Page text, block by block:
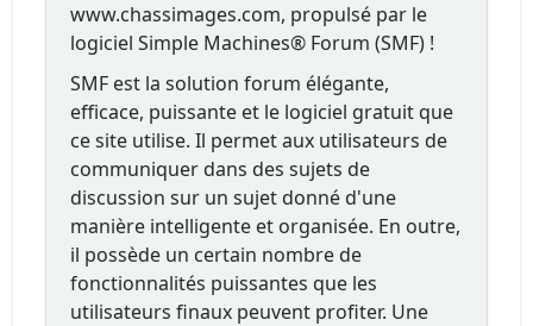
www.chassimages.com, propulsé par le
logiciel Simple Machines® Forum (SMF) !
SMF est la solution forum élégante,
efficace, puissante et le logiciel gratuit que
ce site utilise. Il permet aux utilisateurs de
communiquer dans des sujets de
discussion sur un sujet donné d'une
manière intelligente et organisée. En outre,
il possède un certain nombre de
fonctionnalités puissantes que les
utilisateurs finaux peuvent profiter. Une